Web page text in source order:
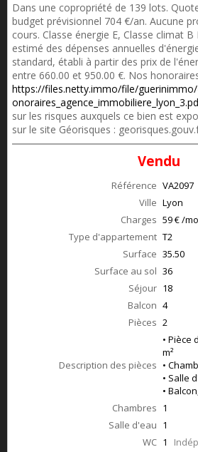
Dans une copropriété de 139 lots.
budget prévisionnel 704 €/an. Aucune
cours. Classe énergie E, Classe climat
estimé des dépenses annuelles
standard, établi à partir des prix de
entre 660.00 et 950.00 €. Nos
https://files.netty.immo/file/
sur les risques auxquels ce bien est
sur le site Géorisques :
Vendu
Référence VA2097
Ville Lyon
Charges 59 € /
Type d'appartement T2
Surface 35.50
Surface au sol 36
Séjour 18
Balcon 4
Pièces 2
Description des pièces
• Pièce
m²
•
• Salle
•
Chambres 1
Salle d'eau 1
WC 1